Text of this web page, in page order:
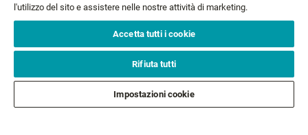
LEGALE
l'utilizzo del sito e assistere nelle nostre attività di marketing.
Accetta tutti i cookie
Rifiuta tutti
Impostazioni cookie